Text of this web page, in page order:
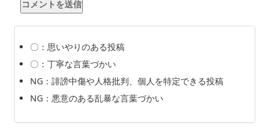
〇：思いやりのある投稿
〇：丁寧な言葉づかい
NG：誹謗中傷や人格批判、個人を特定できる投稿
NG：悪意のある乱暴な言葉づかい